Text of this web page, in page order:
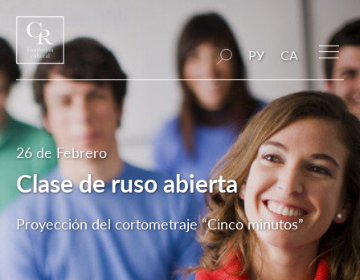
РУ CA
26 de Febrero
Clase de ruso abierta
Proyección del cortometraje “Cinco minutos”